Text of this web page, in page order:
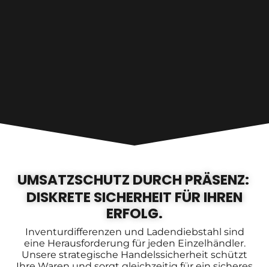
UMSATZSCHUTZ DURCH PRÄSENZ:
DISKRETE SICHERHEIT FÜR IHREN
ERFOLG.
Inventurdifferenzen und Ladendiebstahl sind
eine Herausforderung für jeden Einzelhändler.
Unsere strategische Handelssicherheit schützt